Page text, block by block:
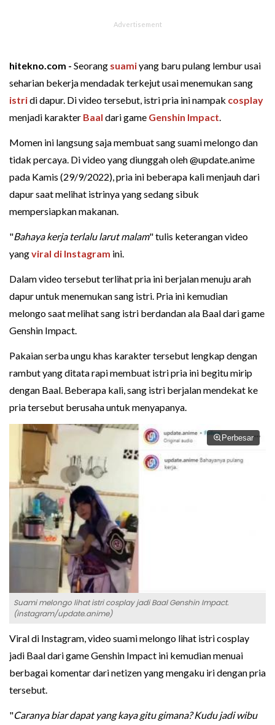
hitekno.com - Seorang suamiyang baru pulang lembur usai
seharian bekerja mendadak terkejut usai menemukan sang
istridi dapur. Di video tersebut, istri pria ini nampak cosplay
menjadi karakter Baal dari game Genshin Impact.
Momen ini langsung saja membuat sang suami melongo dan
tidak percaya. Di video yang diunggah oleh @update.anime
pada Kamis (29/9/2022), pria ini beberapa kali menjauh dari
dapur saat melihat istrinya yang sedang sibuk
mempersiapkan makanan.
"Bahaya kerja terlalu larut malam" tulis keterangan video
yangviral di Instagram ini.
Dalam video tersebut terlihat pria ini berjalan menuju arah
dapur untuk menemukan sang istri. Pria ini kemudian
melongo saat melihat sang istri berdandan ala Baal dari game
Genshin Impact.
Pakaian serba ungu khas karakter tersebut lengkap dengan
rambut yang ditata rapi membuat istri pria ini begitu mirip
dengan Baal. Beberapa kali, sang istri berjalan mendekat ke
pria tersebut berusaha untuk menyapanya.
Perbesar
Suami melongo lihat istri cosplay jadi Baal Genshin Impact.
(instagram/update.anime)
Viral di Instagram, video suami melongo lihat istri cosplay
jadi Baal dari game Genshin Impact ini kemudian menuai
berbagai komentar dari netizen yang mengaku iri dengan pria
tersebut.
"Caranya biar dapat yang kaya gitu gimana? Kudu jadi wibu